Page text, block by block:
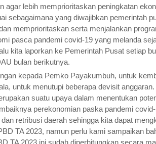
agar lebih memprioritaskan peningkatan
sebagaimana yang diwajibkan pemerintah
memprioritaskan serta menjalankan
pasca pandemi covid-19 yang melanda
kita laporkan ke Pemerintah Pusat setiap
bulan berikutnya.
kepada Pemko Payakumbuh, untuk
untuk menutupi beberapa devisit
suatu upaya dalam menentukan
perekonomian paska pandemi
retribusi daerah sehingga kita dapat
TA 2023, namun perlu kami sampaikan